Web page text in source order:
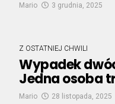
Mario 3 grudnia, 2025
Z OSTATNIEJ CHWILI
Wypadek
Jedna osoba
Mario 28 listopada, 2025